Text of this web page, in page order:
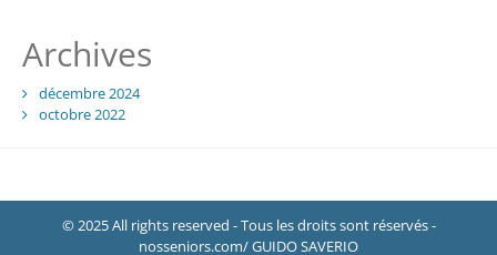
Archives
décembre 2024
octobre 2022
© 2025 All rights reserved - Tous les droits sont réservés -
nosseniors.com/ GUIDO SAVERIO